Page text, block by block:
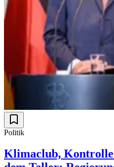
Politik
Klimaclub, Kontrolle